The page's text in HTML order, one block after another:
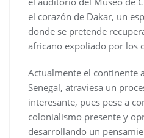
el corazón de Dakar, un
donde se pretende
africano expoliado por los
Actualmente el continente
Senegal, atraviesa un
interesante, pues pese a
colonialismo presente y
desarrollando un